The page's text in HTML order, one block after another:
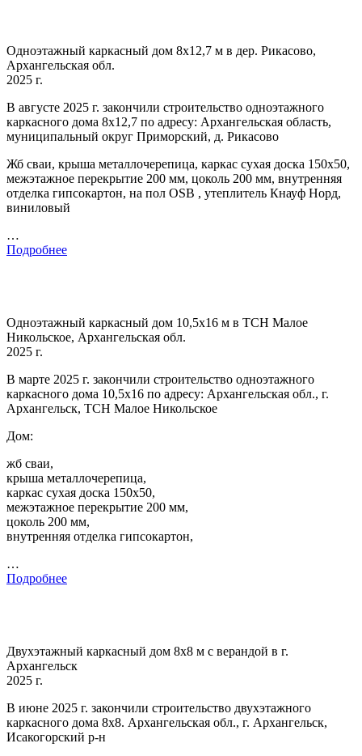
Одноэтажный каркасный дом 8х12,7 м в дер. Рикасово,
Архангельская обл.
2025 г.
В августе 2025 г. закончили строительство одноэтажного
каркасного дома 8х12,7 по адресу: Архангельская область,
муниципальный округ Приморский, д. Рикасово
Жб сваи, крыша металлочерепица, каркас сухая доска 150х50,
межэтажное перекрытие 200 мм, цоколь 200 мм, внутренняя
отделка гипсокартон, на пол OSB , утеплитель Кнауф Норд,
виниловый
…
Подробнее
Одноэтажный каркасный дом 10,5х16 м в ТСН Малое
Никольское, Архангельская обл.
2025 г.
В марте 2025 г. закончили строительство одноэтажного
каркасного дома 10,5х16 по адресу: Архангельская обл., г.
Архангельск, ТСН Малое Никольское
Дом:
жб сваи,
крыша металлочерепица,
каркас сухая доска 150х50,
межэтажное перекрытие 200 мм,
цоколь 200 мм,
внутренняя отделка гипсокартон,
…
Подробнее
Двухэтажный каркасный дом 8х8 м с верандой в г.
Архангельск
2025 г.
В июне 2025 г. закончили строительство двухэтажного
каркасного дома 8х8. Архангельская обл., г. Архангельск,
Исакогорский р-н